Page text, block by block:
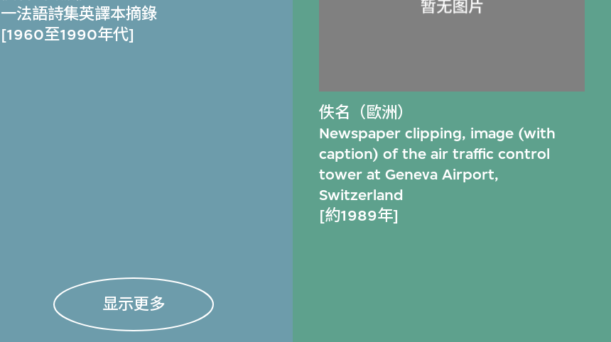
一法語詩集英譯本摘錄
[1960至1990年代]
佚名（歐洲）
Newspaper clipping, image (with
caption) of the air traffic control
tower at Geneva Airport,
Switzerland
[約1989年]
显示更多